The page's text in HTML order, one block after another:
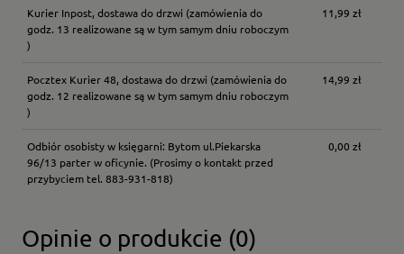
Kurier Inpost, dostawa do drzwi (zamówienia do
godz. 13 realizowane są w tym samym dniu roboczym
)
11,99 zł
Pocztex Kurier 48, dostawa do drzwi (zamówienia do
godz. 12 realizowane są w tym samym dniu roboczym
)
14,99 zł
Odbiór osobisty w księgarni: Bytom ul.Piekarska
96/13 parter w oficynie. (Prosimy o kontakt przed
przybyciem tel. 883-931-818)
0,00 zł
Opinie o produkcie (0)